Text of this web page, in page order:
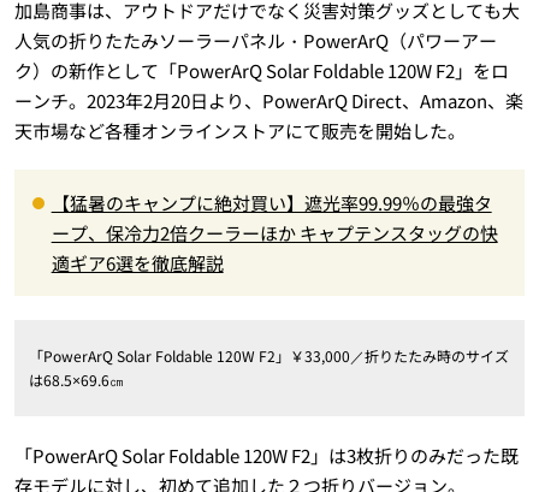
加島商事は、アウトドアだけでなく災害対策グッズとしても大
人気の折りたたみソーラーパネル・PowerArQ（パワーアー
ク）の新作として「PowerArQ Solar Foldable 120W F2」をロ
ーンチ。2023年2月20日より、PowerArQ Direct、Amazon、楽
天市場など各種オンラインストアにて販売を開始した。
【猛暑のキャンプに絶対買い】遮光率99.99％の最強タ
ープ、保冷力2倍クーラーほか キャプテンスタッグの快
適ギア6選を徹底解説
「PowerArQ Solar Foldable 120W F2」￥33,000／折りたたみ時のサイズ
は68.5×69.6㎝
「PowerArQ Solar Foldable 120W F2」は3枚折りのみだった既
存モデルに対し、初めて追加した２つ折りバージョン。